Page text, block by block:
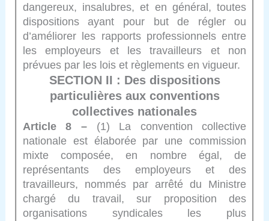
dangereux, insalubres, et en général, toutes
dispositions ayant pour but de régler ou
d’améliorer les rapports professionnels entre
les employeurs et les travailleurs et non
prévues par les lois et règlements en vigueur.
SECTION II : Des dispositions
particulières aux conventions
collectives nationales
Article 8 – (1) La convention collective
nationale est élaborée par une commission
mixte composée, en nombre égal, de
représentants des employeurs et des
travailleurs, nommés par arrêté du Ministre
chargé du travail, sur proposition des
organisations syndicales les plus